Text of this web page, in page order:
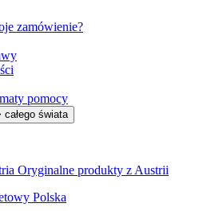
zamówienie?
pomocy
Oryginalne produkty z Austrii